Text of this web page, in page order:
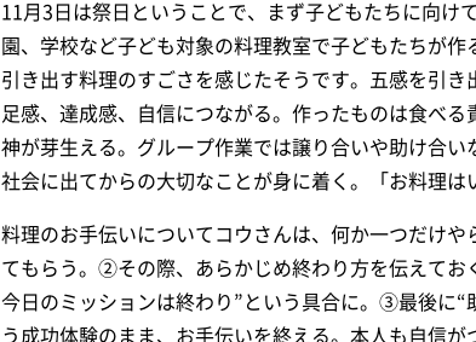
11月3日は祭日ということで、まず子どもたちに向け
園、学校など子ども対象の料理教室で子どもたちが
引き出す料理のすごさを感じたそうです。五感を引
足感、達成感、自信につながる。作ったものは食べ
神が芽生える。グループ作業では譲り合いや助け合い
社会に出てからの大切なことが身に着く。「お料理は
料理のお手伝いについてコウさんは、何か一つだけ
てもらう。②その際、
あらかじめ終わり方を伝えてお
今日のミッションは終わり”という具合に。③最後に“
う成功体験のまま、お手伝いを終える。本人も自信が